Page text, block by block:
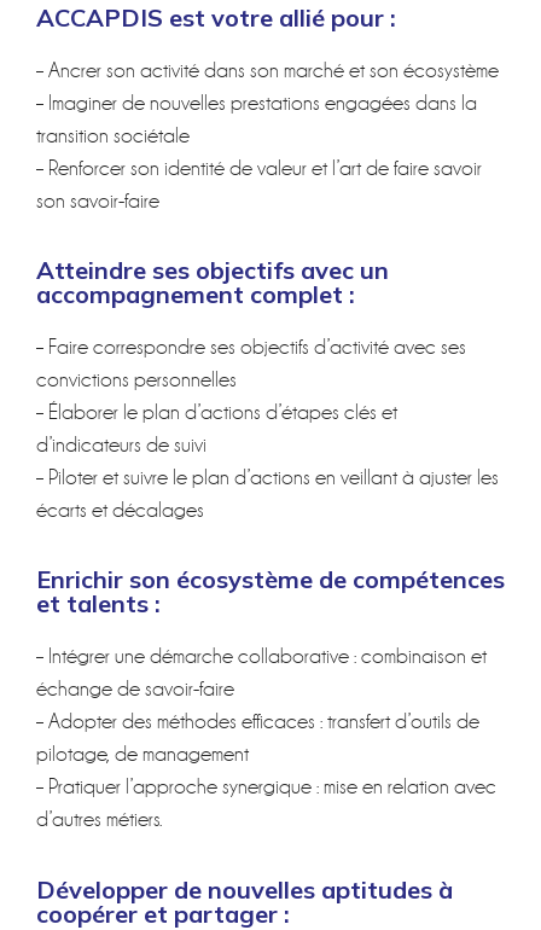
ACCAPDIS est votre allié pour :
– Ancrer son activité dans son marché et son écosystème
– Imaginer de nouvelles prestations engagées dans la
transition sociétale
– Renforcer son identité de valeur et l’art de faire savoir
son savoir-faire
Atteindre ses objectifs avec un
accompagnement complet :
– Faire correspondre ses objectifs d’activité avec ses
convictions personnelles
– Élaborer le plan d’actions d’étapes clés et
d’indicateurs de suivi
– Piloter et suivre le plan d’actions en veillant à ajuster les
écarts et décalages
Enrichir son écosystème de compétences
et talents :
– Intégrer une démarche collaborative : combinaison et
échange de savoir-faire
– Adopter des méthodes efficaces : transfert d’outils de
pilotage, de management
– Pratiquer l’approche synergique : mise en relation avec
d’autres métiers.
Développer de nouvelles aptitudes à
coopérer et partager :